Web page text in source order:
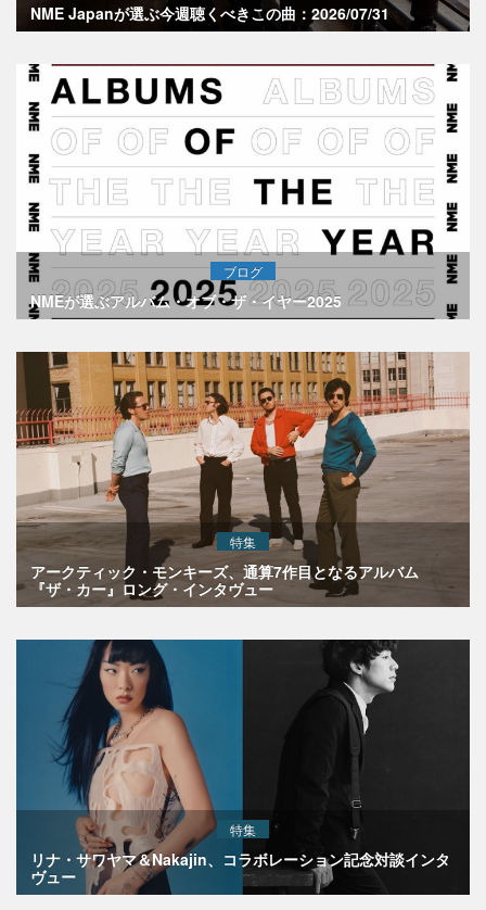
NME Japanが選ぶ今週聴くべきこの曲：2026/07/31
ブログ
NMEが選ぶアルバム・オブ・ザ・イヤー2025
特集
アークティック・モンキーズ、通算7作目となるアルバム
『ザ・カー』ロング・インタヴュー
特集
リナ・サワヤマ＆Nakajin、コラボレーション記念対談インタ
ヴュー